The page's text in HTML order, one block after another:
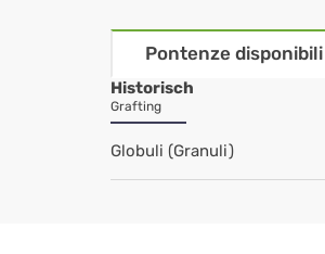
Pontenze disponibili
Historisch
Grafting
Globuli (Granuli)